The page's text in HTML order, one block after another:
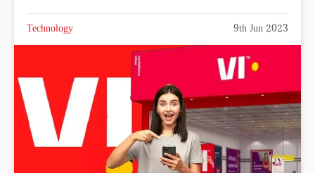
Technology 9th Jun 2023